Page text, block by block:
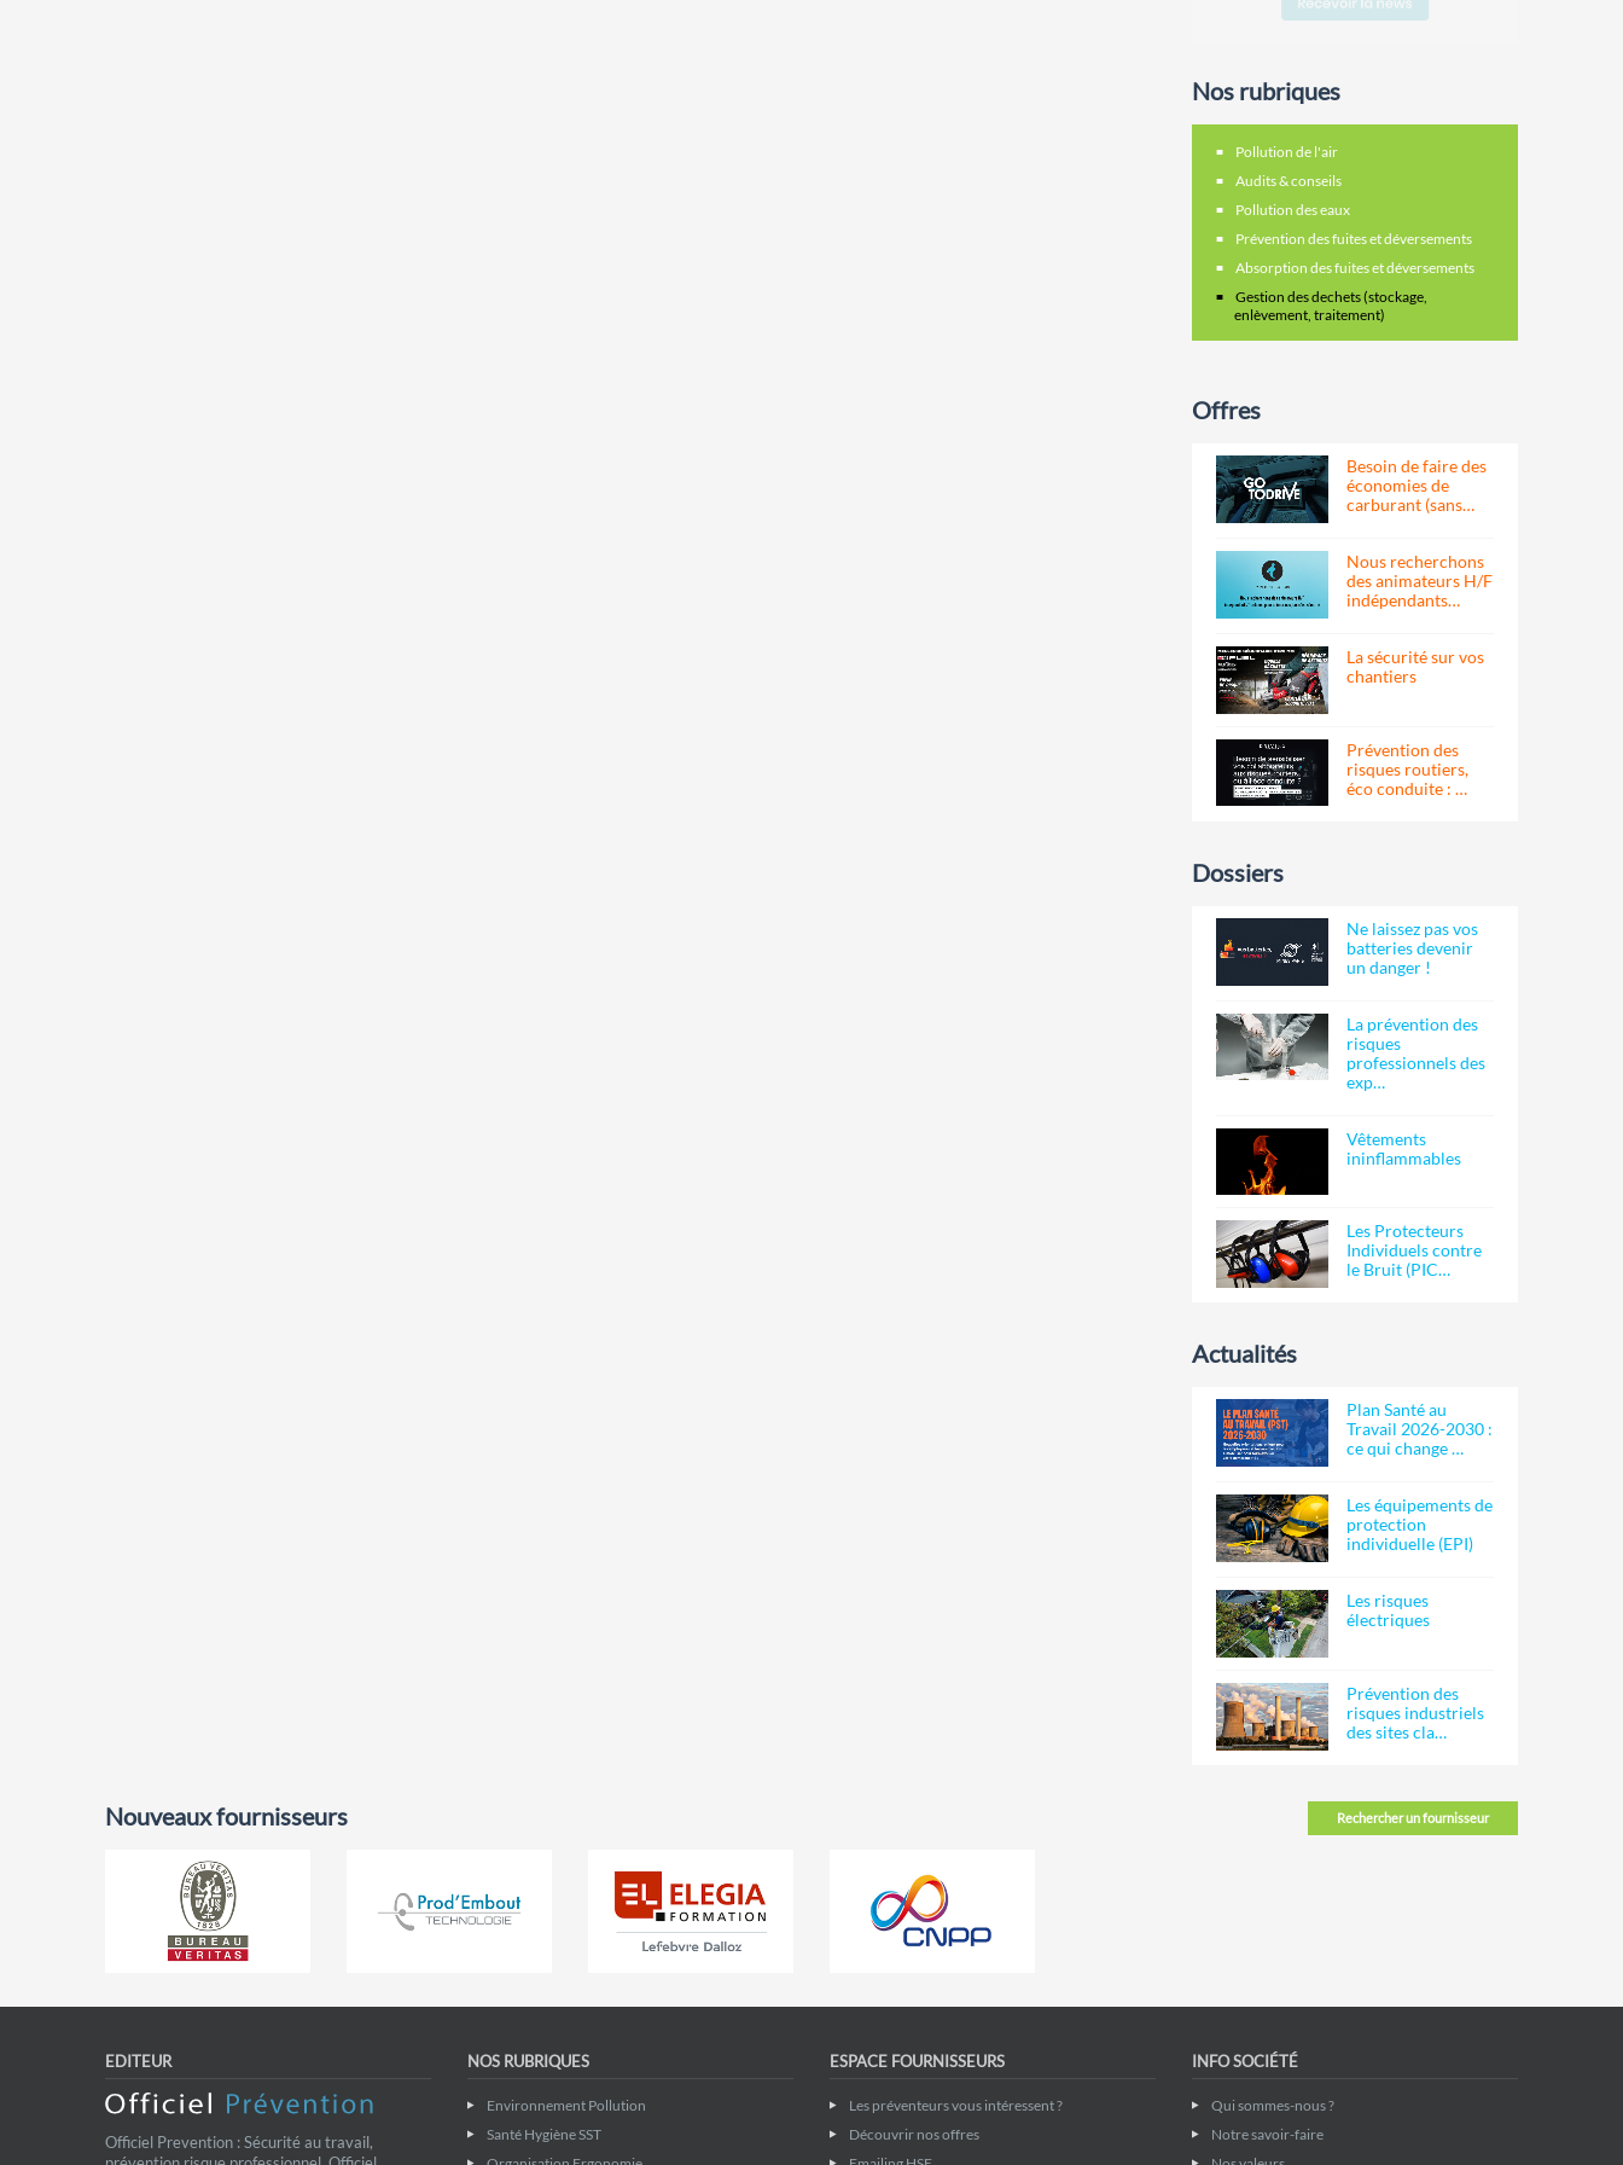
Nos rubriques
Pollution de l'air
Audits & conseils
Pollution des eaux
Prévention des fuites et déversements
Absorption des fuites et déversements
Gestion des dechets (stockage,
enlèvement, traitement)
Offres
Besoin de faire des
économies de
carburant (sans…
Nous recherchons
des animateurs H/F
indépendants…
La sécurité sur vos
chantiers
Prévention des
risques routiers,
éco conduite : …
Dossiers
Ne laissez pas vos
batteries devenir
un danger !
La prévention des
risques
professionnels des
exp…
Vêtements
ininflammables
Les Protecteurs
Individuels contre
le Bruit (PIC…
Actualités
Plan Santé au
Travail 2026-2030 :
ce qui change …
Les équipements de
protection
individuelle (EPI)
Les risques
électriques
Prévention des
risques industriels
des sites cla…
Rechercher un fournisseur
Nouveaux fournisseurs
EDITEUR
Officiel Prevention : Sécurité au travail,
NOS RUBRIQUES
Environnement Pollution
Santé Hygiène SST
ESPACE FOURNISSEURS
Les préventeurs vous intéressent ?
Découvrir nos offres
INFO SOCIÉTÉ
Qui sommes-nous ?
Notre savoir-faire